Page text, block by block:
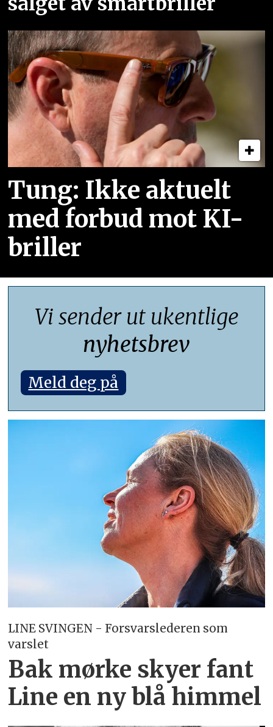
Tung: Ikke aktuelt
med forbud mot KI-
briller
Vi sender ut ukentlige
nyhetsbrev
Meld deg på
LINE SVINGEN - Forsvarslederen som
varslet
Bak mørke skyer fant
Line en ny blå himmel